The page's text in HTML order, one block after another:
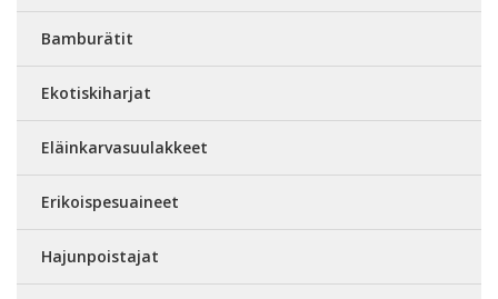
Bamburätit
Ekotiskiharjat
Eläinkarvasuulakkeet
Erikoispesuaineet
Hajunpoistajat